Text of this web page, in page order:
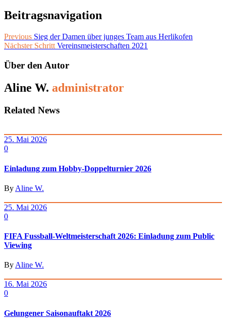
Beitragsnavigation
Previous Sieg der Damen über junges Team aus Herlikofen
Nächster Schritt Vereinsmeisterschaften 2021
Über den Autor
Aline W. administrator
Related News
25. Mai 2026
0
Einladung zum Hobby-Doppelturnier 2026
By Aline W.
25. Mai 2026
0
FIFA Fussball-Weltmeisterschaft 2026: Einladung zum Public
Viewing
ByAline W.
16. Mai 2026
0
Gelungener Saisonauftakt 2026